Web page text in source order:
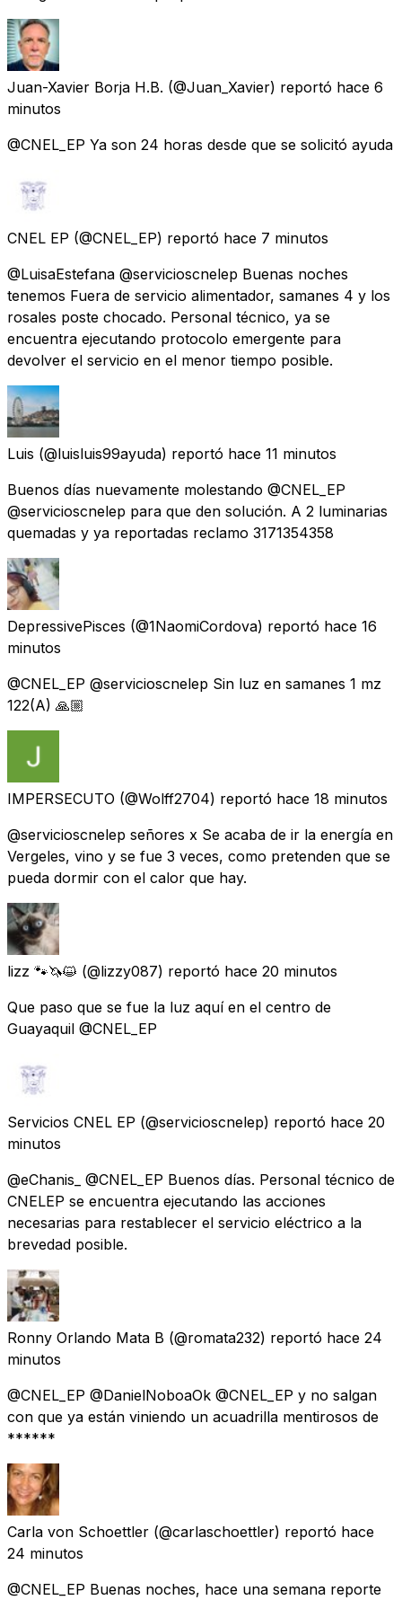
Juan-Xavier Borja H.B. (@Juan_Xavier) reportó hace 6
minutos
@CNEL_EP Ya son 24 horas desde que se solicitó ayuda
CNEL EP (@CNEL_EP) reportó hace 7 minutos
@LuisaEstefana @servicioscnelep Buenas noches
tenemos Fuera de servicio alimentador, samanes 4 y los
rosales poste chocado. Personal técnico, ya se
encuentra ejecutando protocolo emergente para
devolver el servicio en el menor tiempo posible.
Luis (@luisluis99ayuda) reportó hace 11 minutos
Buenos días nuevamente molestando @CNEL_EP
@servicioscnelep para que den solución. A 2 luminarias
quemadas y ya reportadas reclamo 3171354358
DepressivePisces (@1NaomiCordova) reportó hace 16
minutos
@CNEL_EP @servicioscnelep Sin luz en samanes 1 mz
122(A) 🙏🏼
IMPERSECUTO (@Wolff2704) reportó hace 18 minutos
@servicioscnelep señores x Se acaba de ir la energía en
Vergeles, vino y se fue 3 veces, como pretenden que se
pueda dormir con el calor que hay.
lizz 🐾🦄😺 (@lizzy087) reportó hace 20 minutos
Que paso que se fue la luz aquí en el centro de
Guayaquil @CNEL_EP
Servicios CNEL EP (@servicioscnelep) reportó hace 20
minutos
@eChanis_ @CNEL_EP Buenos días. Personal técnico de
CNELEP se encuentra ejecutando las acciones
necesarias para restablecer el servicio eléctrico a la
brevedad posible.
Ronny Orlando Mata B (@romata232) reportó hace 24
minutos
@CNEL_EP @DanielNoboaOk @CNEL_EP y no salgan
con que ya están viniendo un acuadrilla mentirosos de
******
Carla von Schoettler (@carlaschoettler) reportó hace
24 minutos
@CNEL_EP Buenas noches, hace una semana reporte